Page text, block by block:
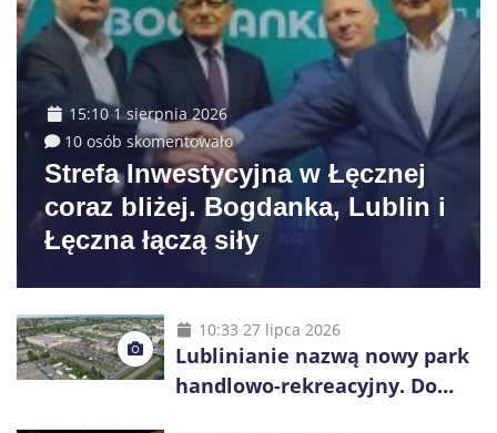
15:10 1 sierpnia 2026
10 osób skomentowało
Strefa Inwestycyjna w Łęcznej
coraz bliżej. Bogdanka, Lublin i
Łęczna łączą siły
10:33 27 lipca 2026
Lublinianie nazwą nowy park
handlowo-rekreacyjny. Do